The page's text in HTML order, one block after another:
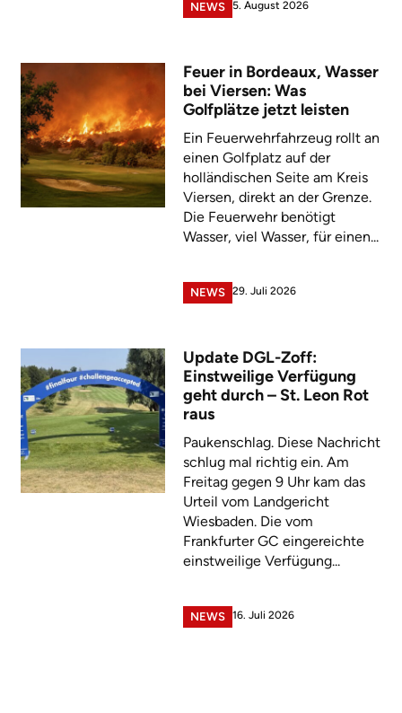
NEWS 5. August 2026
Feuer in Bordeaux, Wasser
bei Viersen: Was
Golfplätze jetzt leisten
Ein Feuerwehrfahrzeug rollt an
einen Golfplatz auf der
holländischen Seite am Kreis
Viersen, direkt an der Grenze.
Die Feuerwehr benötigt
Wasser, viel Wasser, für einen...
NEWS 29. Juli 2026
Update DGL-Zoff:
Einstweilige Verfügung
geht durch – St. Leon Rot
raus
Paukenschlag. Diese Nachricht
schlug mal richtig ein. Am
Freitag gegen 9 Uhr kam das
Urteil vom Landgericht
Wiesbaden. Die vom
Frankfurter GC eingereichte
einstweilige Verfügung...
NEWS 16. Juli 2026